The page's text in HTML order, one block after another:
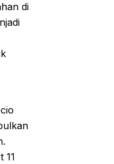
di
11